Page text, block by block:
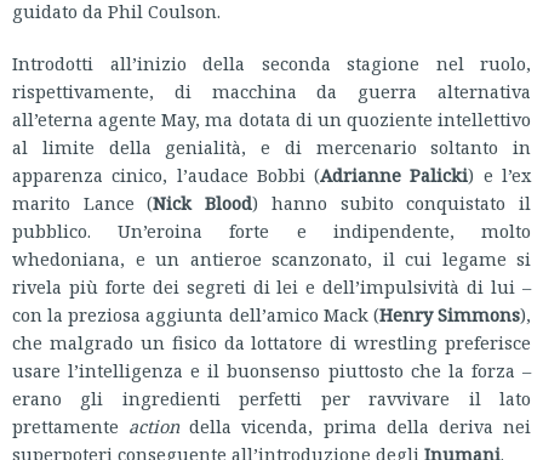
guidato da Phil Coulson.
Introdotti all’inizio della seconda stagione nel ruolo,
rispettivamente, di macchina da guerra alternativa
all’eterna agente May, ma dotata di un quoziente intellettivo
al limite della genialità, e di mercenario soltanto in
apparenza cinico, l’audace Bobbi (Adrianne Palicki) e l’ex
marito Lance (Nick Blood) hanno subito conquistato il
pubblico. Un’eroina forte e indipendente, molto
whedoniana, e un antieroe scanzonato, il cui legame si
rivela più forte dei segreti di lei e dell’impulsività di lui –
con la preziosa aggiunta dell’amico Mack (Henry Simmons),
che malgrado un fisico da lottatore di wrestling preferisce
usare l’intelligenza e il buonsenso piuttosto che la forza –
erano gli ingredienti perfetti per ravvivare il lato
prettamente actiondella vicenda, prima della deriva nei
superpoteri conseguente all’introduzione degli Inumani.